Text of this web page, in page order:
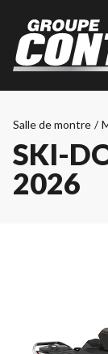
Salle de montre /
SKI-
2026